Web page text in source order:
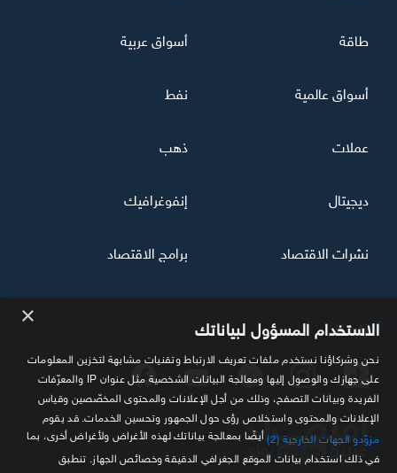
تابعنا
طاقة أسواق عربية
أسواق عالمية نفط
عملات ذهب
ديجيتال إنفوغرافيك
نشرات الاقتصاد برامج الاقتصاد
× الاستخدام المسؤول لبياناتك
نحن وشركاؤنا نستخدم ملفات تعريف الارتباط وتقنيات مشابهة لتخزين المعلومات
على جهازك والوصول إليها ومعالجة البيانات الشخصية مثل عنوان IP والمعرّفات
الفريدة وبيانات التصفح، وذلك من أجل الإعلانات والمحتوى المخصّصين وقياس
الإعلانات والمحتوى واستخلاص رؤى حول الجمهور وتحسين الخدمات. قد يقوم
مزوّدو الجهات الخارجية (2)
أيضًا بمعالجة بياناتك لهذه الأغراض ولأغراض أخرى، بما
في ذلك استخدام بيانات الموقع الجغرافي الدقيقة وخصائص الجهاز. تنطبق